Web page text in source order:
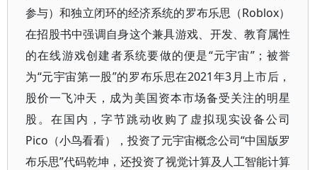
参与）和独立闭环的经济系统的罗布乐思（Roblox）
在招股书中强调自身这个兼具游戏、开发、教育属性
的在线游戏创建者系统要做的便是“元宇宙”；被誉
为“元宇宙第一股”的罗布乐思在2021年3月上市后，
股价一飞冲天，成为美国资本市场备受关注的明星
股。在国内，字节跳动收购了虚拟现实设备公司
Pico（小鸟看看），投资了元宇宙概念公司“中国版罗
布乐思”代码乾坤，还投资了视觉计算及人工智能计算